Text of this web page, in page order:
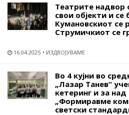
Театрите надвор
свои објекти и
Кумановскиот се
Струмичкиот се
16.04.2025 ИЗДВОЈУВАМЕ
Во 4 кујни во
„Лазар Танев“
кетеринг и за над
„Формиравме
светски